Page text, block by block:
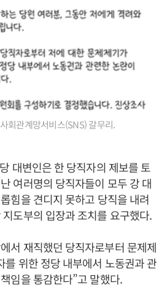
회관계망서비스(SNS) 갈무리.
대변인은 한 당직자의 제보를 토
여러명의 당직자들이 모두 강 대
힘을 견디지 못하고 당직을 내려
도부의 입장과 조치를 요구했다.
서 재직했던 당직자로부터 문제제
를 위한 정당 내부에서 노동권과 관
임을 통감한다”고 말했다.